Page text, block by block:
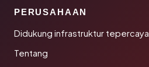
PERUSAHAAN
Didukung infrastruktur tepercaya
Tentang